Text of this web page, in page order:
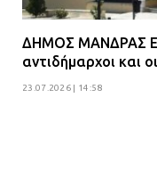
ΔΗΜΟΣ ΜΑΝΔΡΑΣ
αντιδήμαρχοι και
23.07.2026 | 14:58